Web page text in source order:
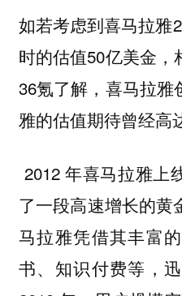
如若考虑到喜马拉雅
时的估值50亿美金
36氪了解，喜马拉雅
雅的估值期待曾经高
2012 年喜马拉雅上
了一段高速增长的黄
马拉雅凭借其丰富
书、知识付费等，